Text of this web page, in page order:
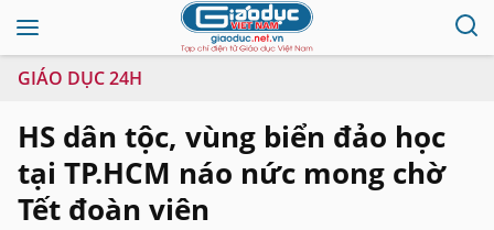
GIÁO DỤC 24H
HS dân tộc, vùng biển đảo học
tại TP.HCM náo nức mong chờ
Tết đoàn viên